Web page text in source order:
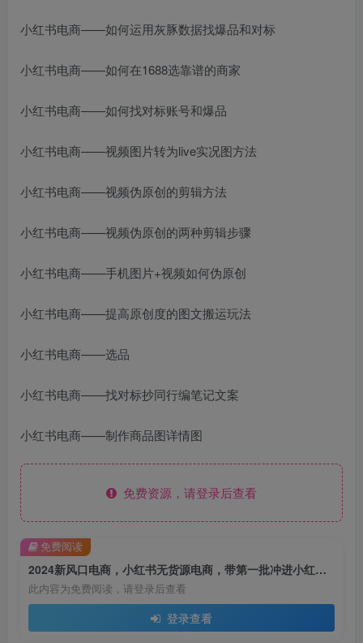
小红书电商——如何运用灰豚数据找爆品和对标
小红书电商——如何在1688选靠谱的商家
小红书电商——如何找对标账号和爆品
小红书电商——视频图片转为live实况图方法
小红书电商——视频伪原创的剪辑方法
小红书电商——视频伪原创的两种剪辑步骤
小红书电商——手机图片+视频如何伪原创
小红书电商——提高原创度的图文搬运玩法
小红书电商——选品
小红书电商——找对标抄同行编笔记文案
小红书电商——制作商品图详情图
免费资源，请登录后查看
2024新风口电商，小红书无货源电商，带第一批冲进小红书电商风口
此内容为免费阅读，请登录后查看
登录查看
免费阅读